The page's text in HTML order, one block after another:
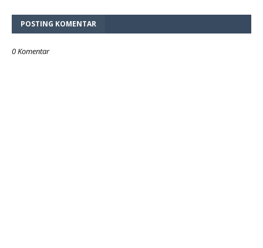
POSTING KOMENTAR
0 Komentar